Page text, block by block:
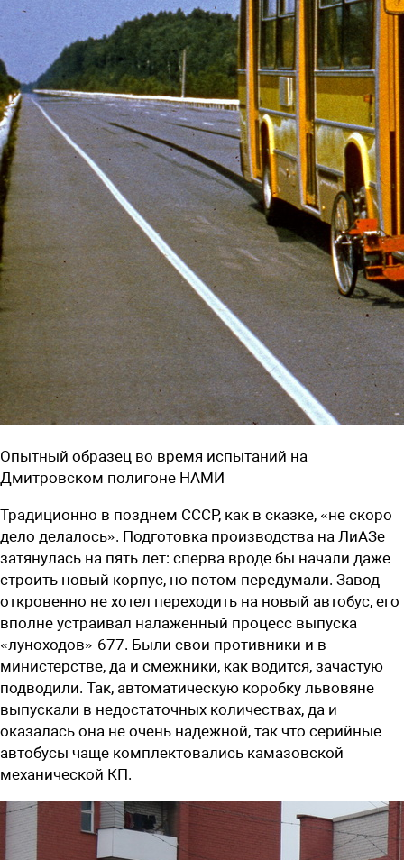
Опытный образец во время испытаний на
Дмитровском полигоне НАМИ
Традиционно в позднем СССР, как в сказке, «не скоро
дело делалось». Подготовка производства на ЛиАЗе
затянулась на пять лет: сперва вроде бы начали даже
строить новый корпус, но потом передумали. Завод
откровенно не хотел переходить на новый автобус, его
вполне устраивал налаженный процесс выпуска
«луноходов»-677. Были свои противники и в
министерстве, да и смежники, как водится, зачастую
подводили. Так, автоматическую коробку львовяне
выпускали в недостаточных количествах, да и
оказалась она не очень надежной, так что серийные
автобусы чаще комплектовались камазовской
механической КП.